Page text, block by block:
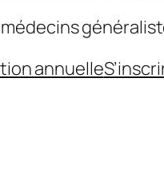
annuelle